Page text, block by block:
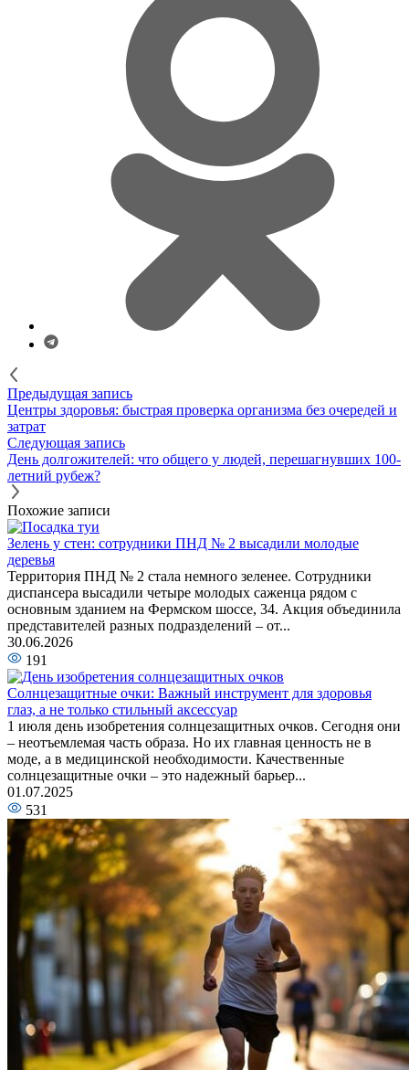
Предыдущая запись
Центры здоровья: быстрая проверка организма без очередей и
затрат
Следующая запись
День долгожителей: что общего у людей, перешагнувших 100-
летний рубеж?
Похожие записи
Зелень у стен: сотрудники ПНД № 2 высадили молодые
деревья
Территория ПНД № 2 стала немного зеленее. Сотрудники
диспансера высадили четыре молодых саженца рядом с
основным зданием на Фермском шоссе, 34. Акция объединила
представителей разных подразделений – от...
30.06.2026
191
Солнцезащитные очки: Важный инструмент для здоровья
глаз, а не только стильный аксессуар
1 июля день изобретения солнцезащитных очков. Сегодня они
– неотъемлемая часть образа. Но их главная ценность не в
моде, а в медицинской необходимости. Качественные
солнцезащитные очки – это надежный барьер...
01.07.2025
531